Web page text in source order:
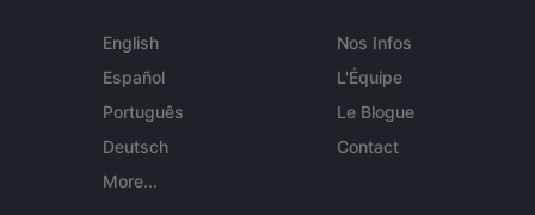
English
Español
Português
Deutsch
More...
Nos Infos
L'Équipe
Le Blogue
Contact